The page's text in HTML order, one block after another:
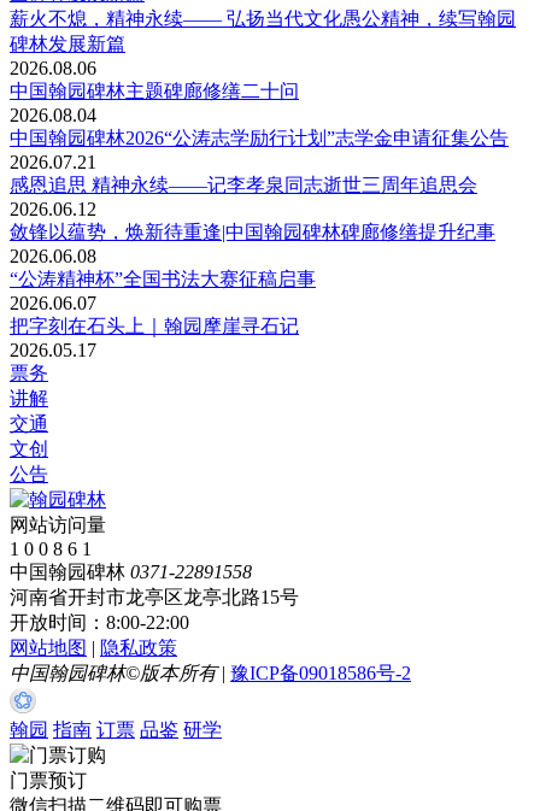
薪火不熄，精神永续—— 弘扬当代文化愚公精神，续写翰园
碑林发展新篇
2026.08.06
中国翰园碑林主题碑廊修缮二十问
2026.08.04
中国翰园碑林2026“公涛志学励行计划”志学金申请征集公告
2026.07.21
感恩追思 精神永续——记李孝泉同志逝世三周年追思会
2026.06.12
敛锋以蕴势，焕新待重逢|中国翰园碑林碑廊修缮提升纪事
2026.06.08
“公涛精神杯”全国书法大赛征稿启事
2026.06.07
把字刻在石头上｜翰园摩崖寻石记
2026.05.17
票务
讲解
交通
文创
公告
网站访问量
1 0 0 8 6 1
中国翰园碑林 0371-22891558
河南省开封市龙亭区龙亭北路15号
开放时间：8:00-22:00
网站地图 | 隐私政策
中国翰园碑林©版本所有 | 豫ICP备09018586号-2
翰园 指南 订票 品鉴 研学
门票预订
微信扫描二维码即可购票